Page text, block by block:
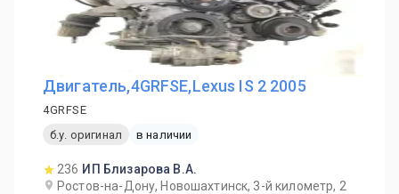
Двигатель,4GRFSE,Lexus IS 2 2005
4GRFSE
б.у. оригинал
в наличии
236 ИП Близарова В.А.
Ростов-на-Дону, Новошахтинск, 3-й километр, 2